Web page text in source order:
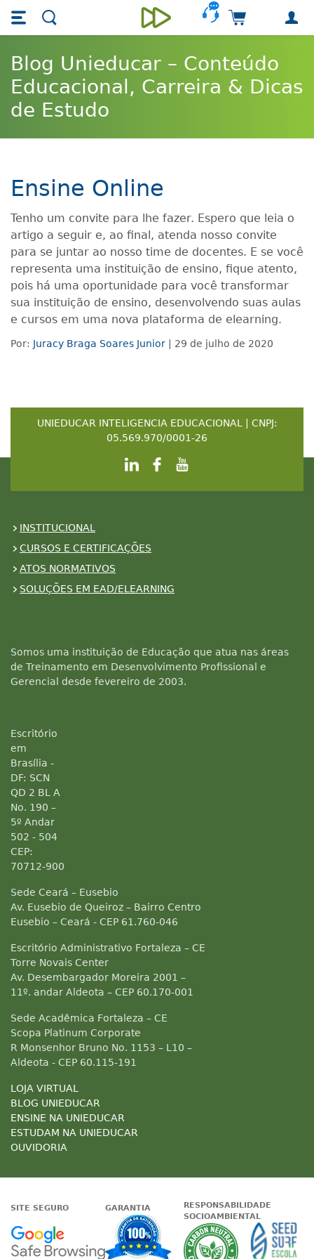
Skip main navigation
Skip to main content
Unieducar
Carrinho de
Blog Unieducar – Conteúdo
Educacional, Carreira & Dicas
de Estudo
Ensine Online
Tenho um convite para lhe fazer. Espero que leia o
artigo a seguir e, ao final, atenda nosso convite
para se juntar ao nosso time de docentes. E se você
representa uma instituição de ensino, fique atento,
pois há uma oportunidade para você transformar
sua instituição de ensino, desenvolvendo suas aulas
e cursos em uma nova plataforma de elearning.
Por: Juracy Braga Soares Junior | 29 de julho de 2020
UNIEDUCAR INTELIGENCIA EDUCACIONAL | CNPJ:
05.569.970/0001-26
INSTITUCIONAL
CURSOS E CERTIFICAÇÕES
ATOS NORMATIVOS
SOLUÇÕES EM EAD/ELEARNING
Somos uma instituição de Educação que atua nas áreas
de Treinamento em Desenvolvimento Profissional e
Gerencial desde fevereiro de 2003.
Escritório
em
Brasília -
DF: SCN
QD 2 BL A
No. 190 –
5º Andar
502 - 504
CEP:
70712-900
Sede Ceará – Eusebio
Av. Eusebio de Queiroz – Bairro Centro
Eusebio – Ceará - CEP 61.760-046
Escritório Administrativo Fortaleza – CE
Torre Novais Center
Av. Desembargador Moreira 2001 –
11º. andar Aldeota – CEP 60.170-001
Sede Acadêmica Fortaleza – CE
Scopa Platinum Corporate
R Monsenhor Bruno No. 1153 – L10 –
Aldeota - CEP 60.115-191
LOJA VIRTUAL
BLOG UNIEDUCAR
ENSINE NA UNIEDUCAR
ESTUDAM NA UNIEDUCAR
OUVIDORIA
SITE SEGURO
Google - Status do site no
GARANTIA
Garantia de
RESPONSABILIDADE
SOCIOAMBIENTAL
A